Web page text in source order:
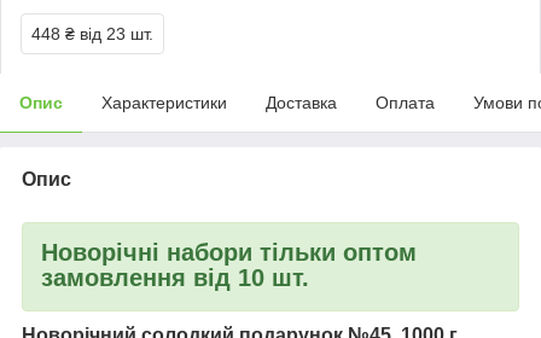
448 ₴ від 23 шт.
Опис Характеристики Доставка Оплата Умови
Опис
Новорічні набори тільки оптом
замовлення від 10 шт.